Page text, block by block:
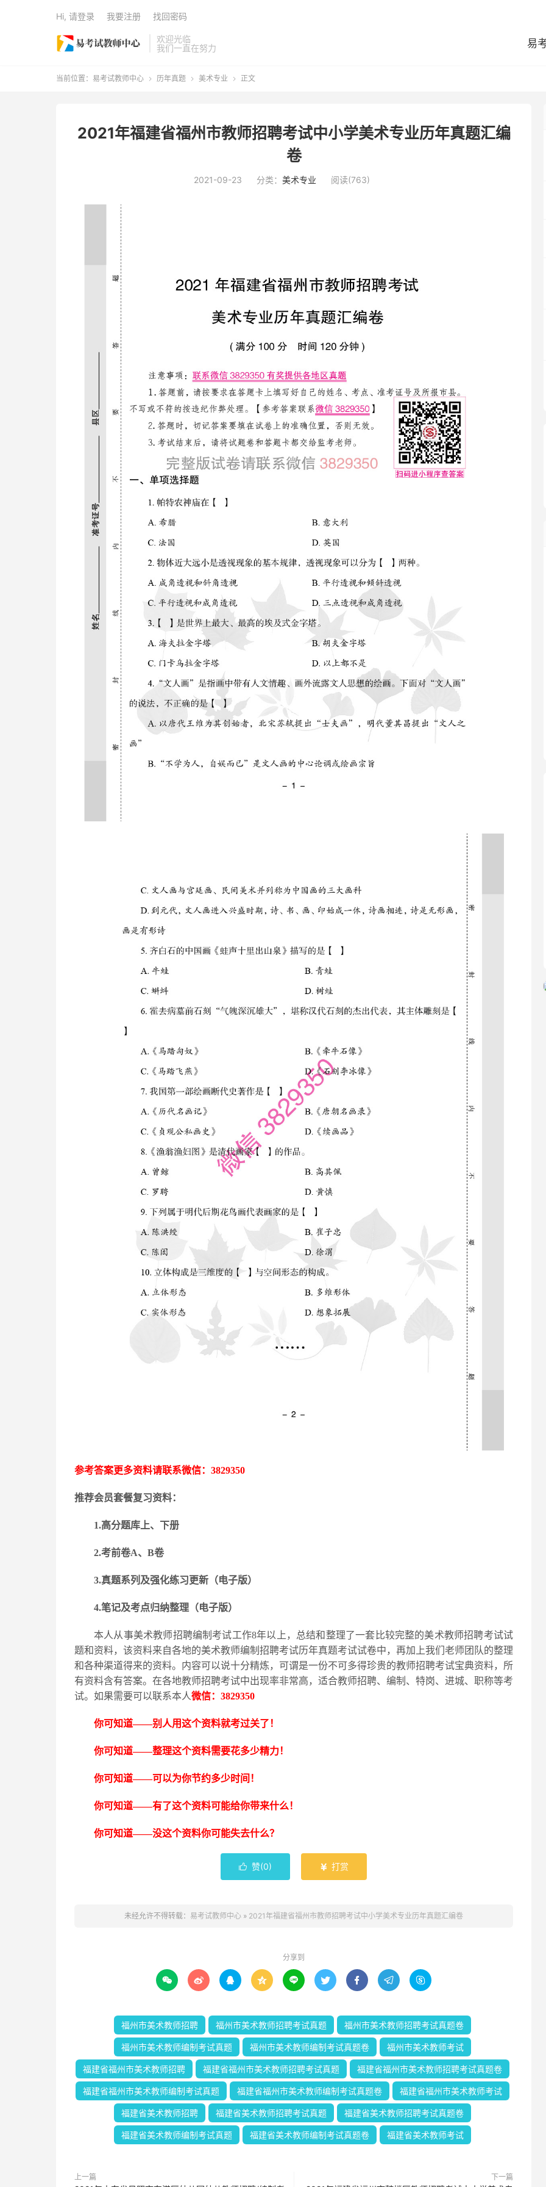
欢迎光临
我们一直在努力
易
Hi, 请登录 我要注册 找回密码
当前位置： 易考试教师中心  历年真题  美术专业  正文
2021年福建省福州市教师招聘考试中小学美术专业历年真题汇编
卷
2021-09-23 分类： 美术专业 阅读(763)
参考答案更多资料请联系微信： 3829350
推荐会员套餐复习资料：
1.高分题库上、下册
2.考前卷A、B卷
3.真题系列及强化练习更新 （电子版）
4.笔记及考点归纳整理（电子版）
本人从事美术教师招聘编制考试工作8年以上，总结和整理了一套比较完整的美术教师招聘考试试
题和资料，该资料来自各地的美术教师编制招聘考试历年真题考试试卷中，再加上我们老师团队的整理
和各种渠道得来的资料。内容可以说十分精炼，可谓是一份不可多得珍贵的教师招聘考试宝典资料，所
有资料含有答案。在各地教师招聘考试中出现率非常高，适合教师招聘、编制、特岗、进城、职称等考
试。如果需要可以联系本人微信： 3829350
你可知道——别人用这个资料就考过关了！
你可知道——整理这个资料需要花多少精力！
你可知道——可以为你节约多少时间！
你可知道——有了这个资料可能给你带来什么！
你可知道——没这个资料你可能失去什么？
 赞(0)  打赏
未经允许不得转载： 易考试教师中心 » 2021年福建省福州市教师招聘考试中小学美术专业历年真题汇编卷
分享到
        
福州市美术教师招聘 福州市美术教师招聘考试真题 福州市美术教师招聘考试真题卷
福州市美术教师编制考试真题 福州市美术教师编制考试真题卷 福州市美术教师考试
福建省福州市美术教师招聘 福建省福州市美术教师招聘考试真题 福建省福州市美术教师招聘考试真题卷
福建省福州市美术教师编制考试真题 福建省福州市美术教师编制考试真题卷 福建省福州市美术教师考试
福建省美术教师招聘 福建省美术教师招聘考试真题 福建省美术教师招聘考试真题卷
福建省美术教师编制考试真题 福建省美术教师编制考试真题卷 福建省美术教师考试
上一篇 下一篇